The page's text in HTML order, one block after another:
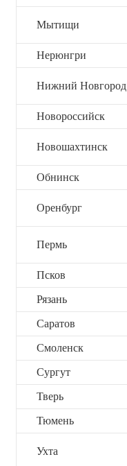
Мытищи
Нерюнгри
Нижний Новгород
Новороссийск
Новошахтинск
Обнинск
Оренбург
Пермь
Псков
Рязань
Саратов
Смоленск
Сургут
Тверь
Тюмень
Ухта